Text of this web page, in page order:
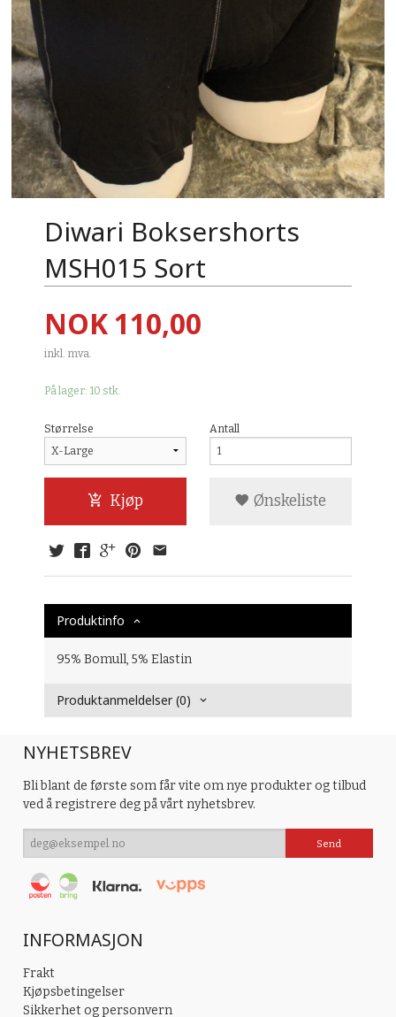
Diwari Boksershorts
MSH015 Sort
Pris
NOK110,00
inkl. mva.
På lager: 10 stk.
Størrelse Antall
Kjøp Ønskeliste
Produktinfo
95% Bomull, 5% Elastin
Produktanmeldelser (0)
NYHETSBREV
Bli blant de første som får vite om nye produkter og tilbud
ved å registrere deg på vårt nyhetsbrev.
INFORMASJON
Frakt
Kjøpsbetingelser
Sikkerhet og personvern